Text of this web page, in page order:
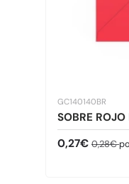
GC140140BR
SOBRE
Precio de
0,27€ Precio
0,28€